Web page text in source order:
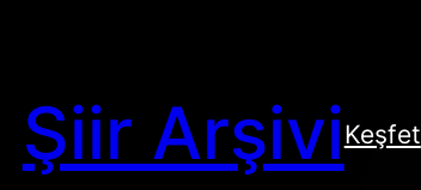
Şiir ArşiviKeşfet